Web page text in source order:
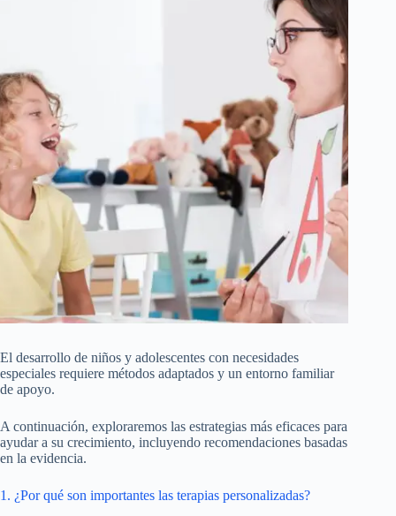
El desarrollo de niños y adolescentes con necesidades
especiales requiere métodos adaptados y un entorno familiar
de apoyo.
A continuación, exploraremos las estrategias más eficaces para
ayudar a su crecimiento, incluyendo recomendaciones basadas
en la evidencia.
1. ¿Por qué son importantes las terapias personalizadas?